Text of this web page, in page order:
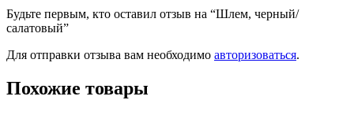
Будьте первым, кто оставил отзыв на “Шлем, черный/
салатовый”
Для отправки отзыва вам необходимо авторизоваться.
Похожие товары